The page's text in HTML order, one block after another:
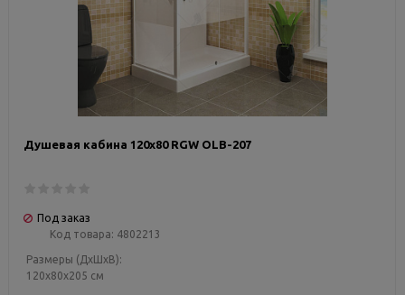
Душевая кабина 120х80 RGW OLB-207
Под заказ
Код товара: 4802213
Размеры (ДxШxВ):
120x80x205 см